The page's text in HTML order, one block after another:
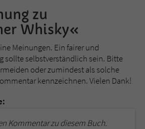
zu
Whisky«
Meinungen. Ein fairer und
sollte selbstverständlich sein. Bitte
oder zumindest als solche
kennzeichnen. Vielen Dank!
Kommentar zu diesem Buch.